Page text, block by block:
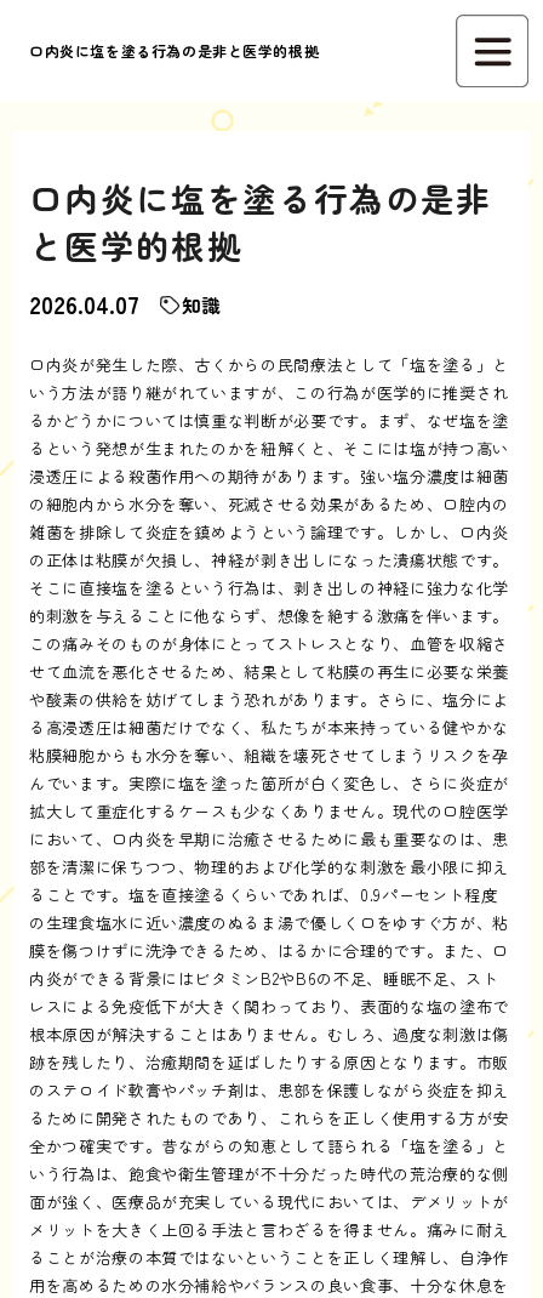
口内炎に塩を塗る行為の是非と医学的根拠
口内炎に塩を塗る行為の是非
と医学的根拠
2026.04.07 知識
口内炎が発生した際、古くからの民間療法として「塩を塗る」と
いう方法が語り継がれていますが、この行為が医学的に推奨され
るかどうかについては慎重な判断が必要です。まず、なぜ塩を塗
るという発想が生まれたのかを紐解くと、そこには塩が持つ高い
浸透圧による殺菌作用への期待があります。強い塩分濃度は細菌
の細胞内から水分を奪い、死滅させる効果があるため、口腔内の
雑菌を排除して炎症を鎮めようという論理です。しかし、口内炎
の正体は粘膜が欠損し、神経が剥き出しになった潰瘍状態です。
そこに直接塩を塗るという行為は、剥き出しの神経に強力な化学
的刺激を与えることに他ならず、想像を絶する激痛を伴います。
この痛みそのものが身体にとってストレスとなり、血管を収縮さ
せて血流を悪化させるため、結果として粘膜の再生に必要な栄養
や酸素の供給を妨げてしまう恐れがあります。さらに、塩分によ
る高浸透圧は細菌だけでなく、私たちが本来持っている健やかな
粘膜細胞からも水分を奪い、組織を壊死させてしまうリスクを孕
んでいます。実際に塩を塗った箇所が白く変色し、さらに炎症が
拡大して重症化するケースも少なくありません。現代の口腔医学
において、口内炎を早期に治癒させるために最も重要なのは、患
部を清潔に保ちつつ、物理的および化学的な刺激を最小限に抑え
ることです。塩を直接塗るくらいであれば、0.9パーセント程度
の生理食塩水に近い濃度のぬるま湯で優しく口をゆすぐ方が、粘
膜を傷つけずに洗浄できるため、はるかに合理的です。また、口
内炎ができる背景にはビタミンB2やB6の不足、睡眠不足、スト
レスによる免疫低下が大きく関わっており、表面的な塩の塗布で
根本原因が解決することはありません。むしろ、過度な刺激は傷
跡を残したり、治癒期間を延ばしたりする原因となります。市販
のステロイド軟膏やパッチ剤は、患部を保護しながら炎症を抑え
るために開発されたものであり、これらを正しく使用する方が安
全かつ確実です。昔ながらの知恵として語られる「塩を塗る」と
いう行為は、飽食や衛生管理が不十分だった時代の荒治療的な側
面が強く、医療品が充実している現代においては、デメリットが
メリットを大きく上回る手法と言わざるを得ません。痛みに耐え
ることが治療の本質ではないということを正しく理解し、自浄作
用を高めるための水分補給やバランスの良い食事、十分な休息を